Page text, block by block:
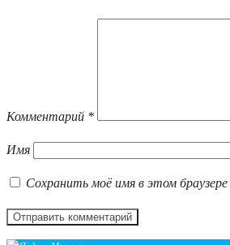
Комментарий *
Имя
Сохранить моё имя в этом